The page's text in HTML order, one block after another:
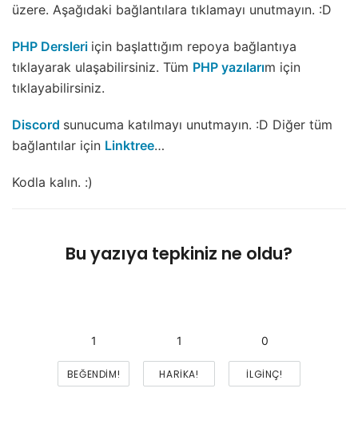
üzere. Aşağıdaki bağlantılara tıklamayı unutmayın. :D
PHP Dersleri için başlattığım repoya bağlantıya
tıklayarak ulaşabilirsiniz. Tüm PHP yazılarım için
tıklayabilirsiniz.
Discord sunucuma katılmayı unutmayın. :D Diğer tüm
bağlantılar için Linktree…
Kodla kalın. :)
Bu yazıya tepkiniz ne oldu?
BEĞENDIM!
1
HARIKA!
1
İLGINÇ!
0